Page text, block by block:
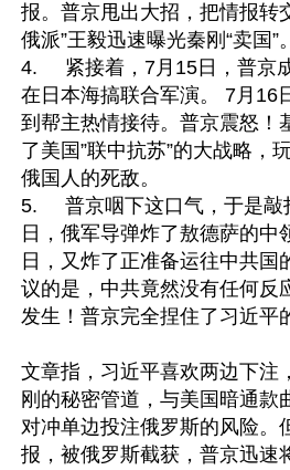
报。普京甩出大招，把情报转
俄派”王毅迅速曝光秦刚“卖国”。
4.	紧接着，7月15日，普京成功绑定中、俄海军
在日本海搞联合军演。 7月16
到帮主热情接待。普京震怒！
了美国”联中抗苏”的大战略，
俄国人的死敌。
5.	普京咽下这口气，于是敲打习帮主。 7月20
日，俄军导弹炸了敖德萨的中
日，又炸了正准备运往中共国
议的是，中共竟然没有任何反
发生！普京完全捏住了习近平
文章指，习近平喜欢两边下注
刚的秘密管道，与美国暗通款
对冲单边投注俄罗斯的风险。
报，被俄罗斯截获，普京迅速